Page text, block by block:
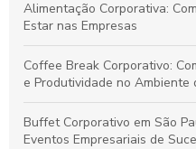
Alimentação Corporativa:
Estar nas Empresas
Coffee Break Corporativo:
e Produtividade no Ambiente
Buffet Corporativo em São
Eventos Empresariais de